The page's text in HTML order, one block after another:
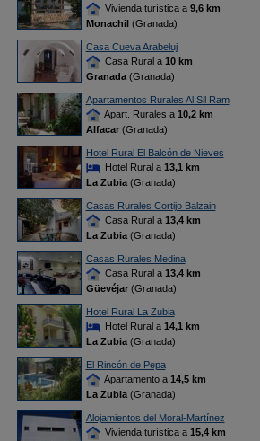
Vivienda turística a 9,6 km
Monachil(Granada)
Casa Cueva Arabeluj
Casa Rural a 10 km
Granada(Granada)
Apartamentos Rurales Al Sil Ram
Apart. Rurales a 10,2 km
Alfacar(Granada)
Hotel Rural El Balcón de Nieves
Hotel Rural a 13,1 km
La Zubia(Granada)
Casas Rurales Cortijo Balzain
Casa Rural a 13,4 km
La Zubia(Granada)
Casas Rurales Medina
Casa Rural a 13,4 km
Güevéjar(Granada)
Hotel Rural La Zubia
Hotel Rural a 14,1 km
La Zubia(Granada)
El Rincón de Pepa
Apartamento a 14,5 km
La Zubia(Granada)
Alojamientos del Moral-Martínez
Vivienda turística a 15,4 km